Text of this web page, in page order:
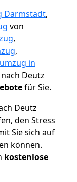
Darmstadt,
von
,
,
in
nach Deutz
für Sie.
Deutz
den Stress
Sie sich auf
können.
kostenlose